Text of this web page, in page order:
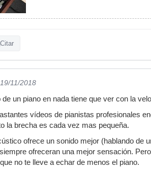
Citar
11/2018
un piano en nada tiene que ver con la
vídeos de pianistas profesionales
la brecha es cada vez mas pequeña.
ofrece un sonido mejor (hablando de
ofreceran una mejor sensación.
no te lleve a echar de menos el piano.